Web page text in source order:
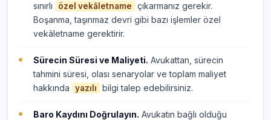
sınırlı
özel vekâletname
çıkarmanız gerekir.
Boşanma, taşınmaz devri gibi bazı işlemler özel
vekâletname gerektirir.
Sürecin Süresi ve Maliyeti. Avukattan, sürecin
tahmini süresi, olası senaryolar ve toplam maliyet
hakkında
yazılı bilgi talep edebilirsiniz.
Baro Kaydını Doğrulayın. Avukatın bağlı olduğu